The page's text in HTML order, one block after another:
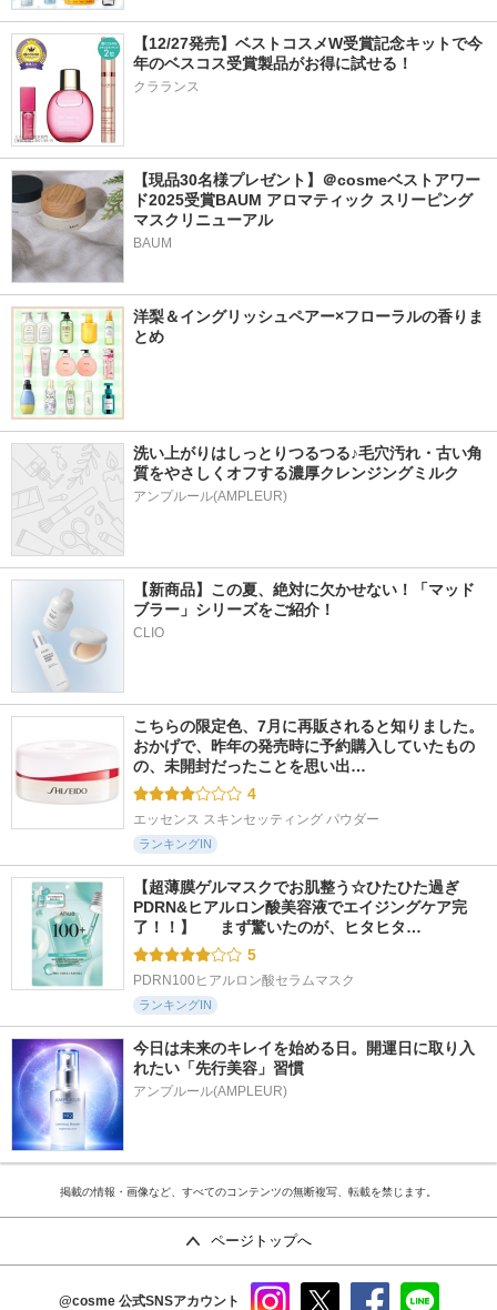
【12/27発売】ベストコスメW受賞記念キットで今
年のベスコス受賞製品がお得に試せる！
クラランス
【現品30名様プレゼント】＠cosmeベストアワー
ド2025受賞BAUM アロマティック スリーピング
マスクリニューアル
BAUM
洋梨＆イングリッシュペアー×フローラルの香りま
とめ
洗い上がりはしっとりつるつる♪毛穴汚れ・古い角
質をやさしくオフする濃厚クレンジングミルク
アンプルール(AMPLEUR)
【新商品】この夏、絶対に欠かせない！「マッド
ブラー」シリーズをご紹介！
CLIO
こちらの限定色、7月に再販されると知りました。
おかげで、昨年の発売時に予約購入していたもの
の、未開封だったことを思い出…
4
エッセンス スキンセッティング パウダー
ランキングIN
【超薄膜ゲルマスクでお肌整う☆ひたひた過ぎ
PDRN&ヒアルロン酸美容液でエイジングケア完
了！！】  　まず驚いたのが、ヒタヒタ…
5
PDRN100ヒアルロン酸セラムマスク
ランキングIN
今日は未来のキレイを始める日。開運日に取り入
れたい「先行美容」習慣
アンプルール(AMPLEUR)
掲載の情報・画像など、すべてのコンテンツの無断複写、転載を禁じます。
ページトップへ
@cosme 公式SNSアカウント